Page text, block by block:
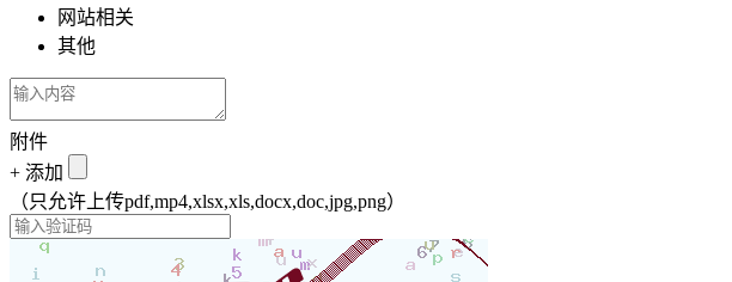
网站相关
其他
附件
+ 添加
（只允许上传pdf,mp4,xlsx,xls,docx,doc,jpg,png）